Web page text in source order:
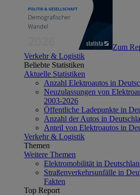
Zum
Verkehr & Logistik
Beliebte Statistiken
Aktuelle Statistiken
Anzahl Elektroautos in
Neuzulassungen von
2003-2026
Öffentliche Ladepunkte in
Anzahl der Autos in
Anteil von Elektroautos in
Verkehr & Logistik
Themen
Weitere Themen
Elektromobilität in
Straßenverkehrsunfälle in
Fakten
Top Report